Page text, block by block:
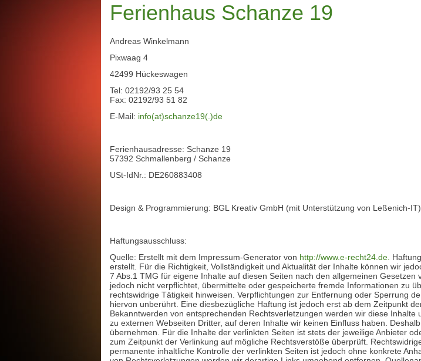
Ferienhaus Schanze 19
Andreas Winkelmann
Pixwaag 4
42499 Hückeswagen
Tel: 02192/93 25 54
Fax: 02192/93 51 82
E-Mail: info(at)schanze19(.)de
Ferienhausadresse: Schanze 19
57392 Schmallenberg / Schanze
USt-IdNr.: DE260883408
Design & Programmierung: BGL Kreativ GmbH (mit Unterstützung von Leßenich-IT)
Haftungsausschluss:
Quelle: Erstellt mit dem Impressum-Generator von http://www.e-recht24.de.
erstellt. Für die Richtigkeit, Vollständigkeit und Aktualität der Inhalte können wir
7 Abs.1 TMG für eigene Inhalte auf diesen Seiten nach den allgemeinen
jedoch nicht verpflichtet, übermittelte oder gespeicherte fremde Informationen zu
rechtswidrige Tätigkeit hinweisen. Verpflichtungen zur Entfernung oder Sperrung
hiervon unberührt. Eine diesbezügliche Haftung ist jedoch erst ab dem Zeitpunkt
Bekanntwerden von entsprechenden Rechtsverletzungen werden wir diese
zu externen Webseiten Dritter, auf deren Inhalte wir keinen Einfluss haben.
übernehmen. Für die Inhalte der verlinkten Seiten ist stets der jeweilige Anbieter
zum Zeitpunkt der Verlinkung auf mögliche Rechtsverstöße überprüft.
permanente inhaltliche Kontrolle der verlinkten Seiten ist jedoch ohne konkrete